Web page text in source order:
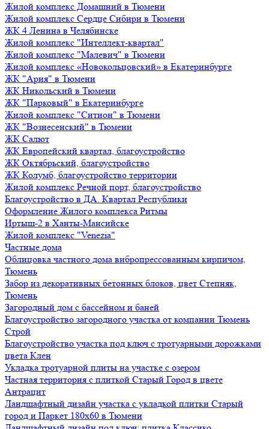
Жилой комплекс Домашний в Тюмени
Жилой комплекс Сердце Сибири в Тюмени
ЖК 4 Ленина в Челябинске
Жилой комплекс "Интеллект-квартал"
Жилой комплекс "Малевич" в Тюмени
Жилой комплекс «Новокольцовский» в Екатеринбурге
ЖК "Ария" в Тюмени
ЖК Никольский в Тюмени
ЖК "Парковый" в Екатеринбурге
Жилой комплекс "Ситион" в Тюмени
ЖК "Вознесенский" в Тюмени
ЖК Салют
ЖК Европейский квартал, благоустройство
ЖК Октябрьский, благоустройство
ЖК Колумб, благоустройство территории
Жилой комплекс Речной порт, благоустройство
Благоустройство в ДА. Квартал Республики
Оформление Жилого комплекса Ритмы
Иртыш-2 в Ханты-Мансийске
Жилой комплекс "Venezia"
Частные дома
Облицовка частного дома вибропрессованным кирпичом,
Тюмень
Забор из декоративных бетонных блоков, цвет Степняк,
Тюмень
Загородный дом с бассейном и баней
Благоустройство загородного участка от компании Тюмень
Строй
Благоустройство участка под ключ с тротуарными дорожками
цвета Клен
Укладка тротуарной плиты на участке с озером
Частная территория с плиткой Старый Город в цвете
Антрацит
Ландшафтный дизайн участка с укладкой плитки Старый
город и Паркет 180х60 в Тюмени